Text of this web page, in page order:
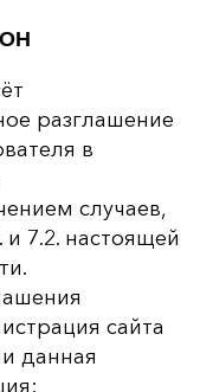
разглашение
в
случаев,
и 7.2. настоящей
сайта
данная